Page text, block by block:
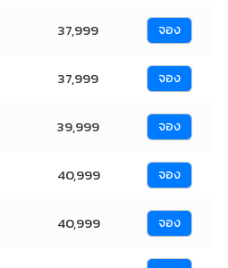
37,999 จอง
37,999 จอง
39,999 จอง
40,999 จอง
40,999 จอง